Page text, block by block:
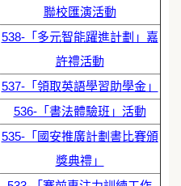
聯校匯演活動
538-「多元智能躍進計劃」嘉
許禮活動
537-「領取英語學習助學金」
536-「書法體驗班」活動
535-「國安推廣計劃書比賽頒
獎典禮」